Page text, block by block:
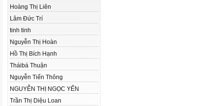
Hoàng Thị Liên
Lâm Đức Trí
tinh tinh
Nguyễn Thị Hoàn
Hồ Thị Bích Hạnh
Tháibá Thuận
Nguyễn Tiến Thông
NGUYỄN THỊ NGỌC YẾN
Trần Thị Diệu Loan